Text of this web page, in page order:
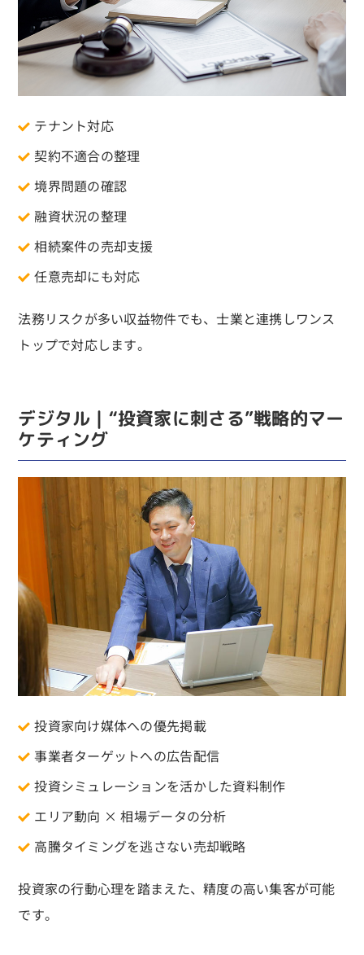
テナント対応
契約不適合の整理
境界問題の確認
融資状況の整理
相続案件の売却支援
任意売却にも対応
法務リスクが多い収益物件でも、士業と連携しワンス
トップで対応します。
デジタル｜“投資家に刺さる”戦略的マー
ケティング
投資家向け媒体への優先掲載
事業者ターゲットへの広告配信
投資シミュレーションを活かした資料制作
エリア動向 × 相場データの分析
高騰タイミングを逃さない売却戦略
投資家の行動心理を踏まえた、精度の高い集客が可能
です。